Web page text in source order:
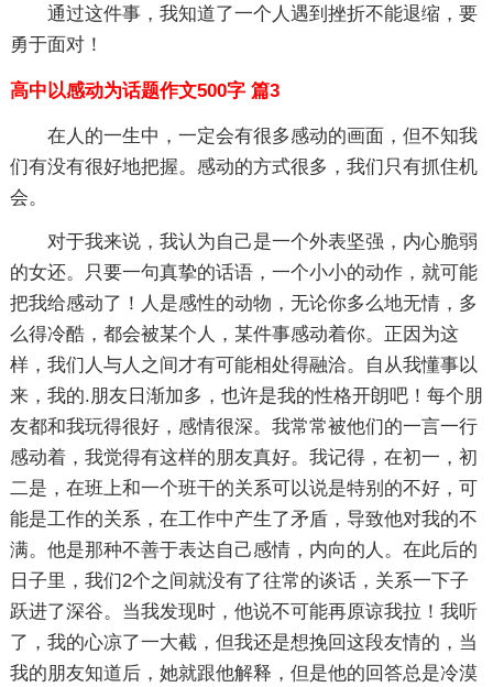
通过这件事，我知道了一个人遇到挫折不能退缩，要
勇于面对！
高中以感动为话题作文500字 篇3
在人的一生中，一定会有很多感动的画面，但不知我
们有没有很好地把握。感动的方式很多，我们只有抓住机
会。
对于我来说，我认为自己是一个外表坚强，内心脆弱
的女还。只要一句真挚的话语，一个小小的动作，就可能
把我给感动了！人是感性的动物，无论你多么地无情，多
么得冷酷，都会被某个人，某件事感动着你。正因为这
样，我们人与人之间才有可能相处得融洽。自从我懂事以
来，我的.朋友日渐加多，也许是我的性格开朗吧！每个朋
友都和我玩得很好，感情很深。我常常被他们的一言一行
感动着，我觉得有这样的朋友真好。我记得，在初一，初
二是，在班上和一个班干的关系可以说是特别的不好，可
能是工作的关系，在工作中产生了矛盾，导致他对我的不
满。他是那种不善于表达自己感情，内向的人。在此后的
日子里，我们2个之间就没有了往常的谈话，关系一下子
跃进了深谷。当我发现时，他说不可能再原谅我拉！我听
了，我的心凉了一大截，但我还是想挽回这段友情的，当
我的朋友知道后，她就跟他解释，但是他的回答总是冷漠